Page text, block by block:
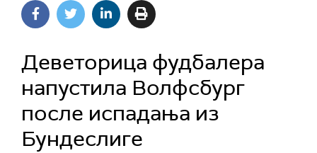
Деветорица фудбалера
напустила Волфсбург
после испадања из
Бундеслиге